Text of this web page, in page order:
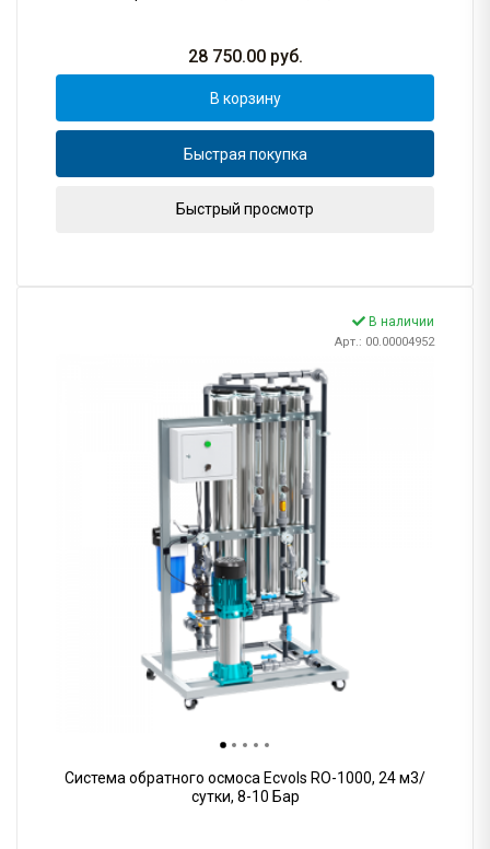
28 750.00руб.
В корзину
Быстрая покупка
Быстрый просмотр
В наличии
Арт.: 00.00004952
Система обратного осмоса Ecvols RO-1000, 24 м3/
сутки, 8-10 Бар